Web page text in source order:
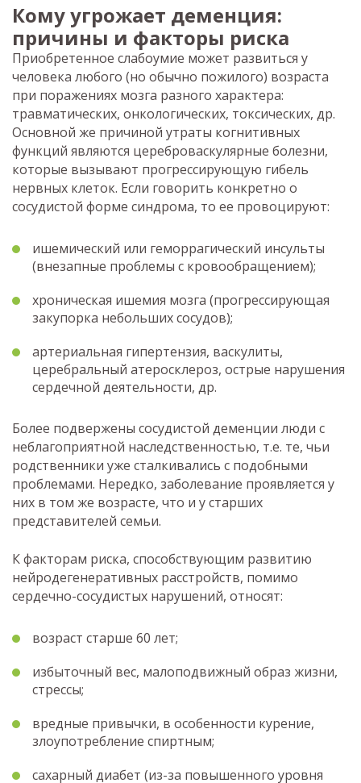
Кому угрожает деменция:
причины и факторы риска
Приобретенное слабоумие может развиться у
человека любого (но обычно пожилого) возраста
при поражениях мозга разного характера:
травматических, онкологических, токсических, др.
Основной же причиной утраты когнитивных
функций являются цереброваскулярные болезни,
которые вызывают прогрессирующую гибель
нервных клеток. Если говорить конкретно о
сосудистой форме синдрома, то ее провоцируют:
ишемический или геморрагический инсульты
(внезапные проблемы с кровообращением);
хроническая ишемия мозга (прогрессирующая
закупорка небольших сосудов);
артериальная гипертензия, васкулиты,
церебральный атеросклероз, острые нарушения
сердечной деятельности, др.
Более подвержены сосудистой деменции люди с
неблагоприятной наследственностью, т.е. те, чьи
родственники уже сталкивались с подобными
проблемами. Нередко, заболевание проявляется у
них в том же возрасте, что и у старших
представителей семьи.
К факторам риска, способствующим развитию
нейродегенеративных расстройств, помимо
сердечно-сосудистых нарушений, относят:
возраст старше 60 лет;
избыточный вес, малоподвижный образ жизни,
стрессы;
вредные привычки, в особенности курение,
злоупотребление спиртным;
сахарный диабет (из-за повышенного уровня